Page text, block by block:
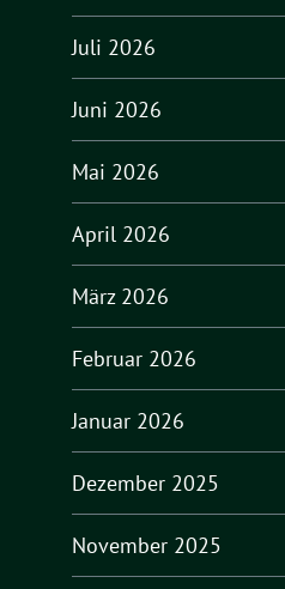
Juli 2026
Juni 2026
Mai 2026
April 2026
März 2026
Februar 2026
Januar 2026
Dezember 2025
November 2025